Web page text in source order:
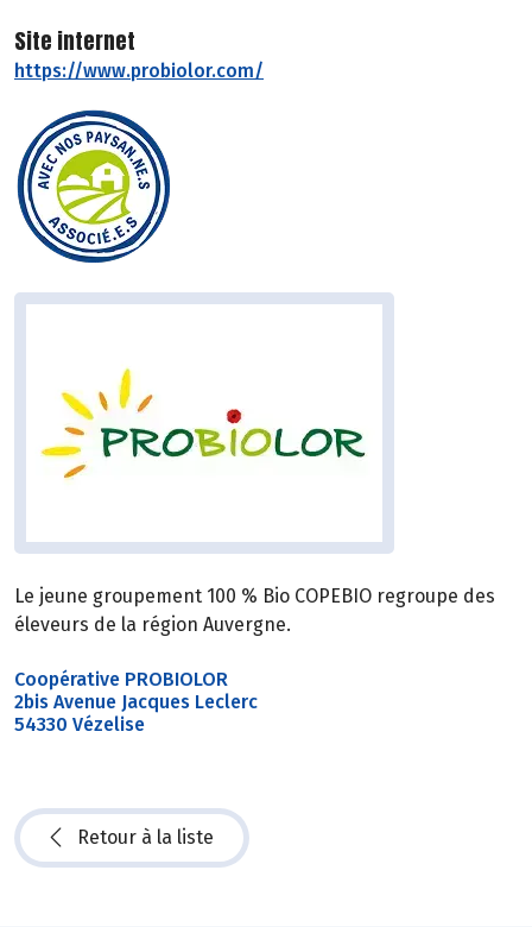
Site internet
https://www.probiolor.com/
Le jeune groupement 100 % Bio COPEBIO regroupe des
éleveurs de la région Auvergne.
Coopérative PROBIOLOR
2bis Avenue Jacques Leclerc
54330 Vézelise
Retour à la liste